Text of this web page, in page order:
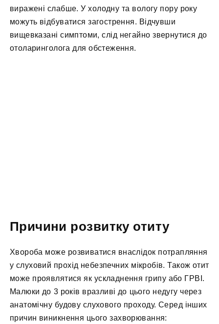
виражені слабше. У холодну та вологу пору року
можуть відбуватися загострення. Відчувши
вищевказані симптоми, слід негайно звернутися до
отоларинголога для обстеження.
Причини розвитку отиту
Хвороба може розвиватися внаслідок потрапляння
у слуховий прохід небезпечних мікробів. Також отит
може проявлятися як ускладнення грипу або ГРВІ.
Малюки до 3 років вразливі до цього недугу через
анатомічну будову слухового проходу. Серед інших
причин виникнення цього захворювання: